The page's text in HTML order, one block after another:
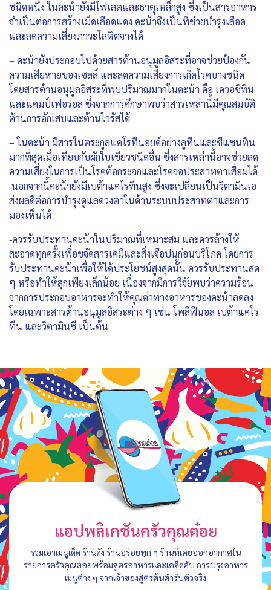
ชนิดหนึ่ง ในคะน้ายังมีโฟเลตและธาตุเหล็กสูง ซึ่งเป็นสารอาหาร
จำเป็นต่อการสร้างเม็ดเลือดแดง คะน้าจึงเป็นที่ช่วยบำรุงเลือด
และลดความเสี่ยงภาวะโลหิตจางได้
– คะน้ายังประกอบไปด้วยสารต้านอนุมูลอิสระที่อาจช่วยป้องกัน
ความเสียหายของเซลล์ และลดความเสี่ยงการเกิดโรคบางชนิด
โดยสารต้านอนุมูลอิสระที่พบปริมาณมากในคะน้า คือ เควอซิทิน
และแคมป์เฟอรอล ซึ่งจากการศึกษาพบว่าสารเหล่านี้มีคุณสมบัติ
ต้านการอักเสบและต้านไวรัสได้
– ในคะน้า มีสารในตระกูลแคโรทีนอยด์อย่างลูทีนและซีแซนทิน
มากที่สุดเมื่อเทียบกับผักใบเขียวชนิดอื่น ซึ่งสารเหล่านี้อาจช่วยลด
ความเสี่ยงในการเป็นโรคต้อกระจกและโรคจอประสาทตาเสื่อมได้
นอกจากนี้คะน้ายังมีเบต้าแคโรทีนสูง ซึ่งจะเปลี่ยนเป็นวิตามินเอ
ส่งผลดีต่อการบำรุงดูแลดวงตาในด้านระบบประสาทตาและการ
มองเห็นได้
-ควรรับประทานคะน้าในปริมาณที่เหมาะสม และควรล้างให้
สะอาดทุกครั้งเพื่อขจัดสารเคมีและสิ่งเจือปนก่อนบริโภค โดยการ
รับประทานคะน้าเพื่อให้ได้ประโยชน์สูงสุดนั้น ควรรับประทานสด
ๆ หรือทำให้สุกเพียงเล็กน้อย เนื่องจากมีการวิจัยพบว่าความร้อน
จากการประกอบอาหารจะทำให้คุณค่าทางอาหารของคะน้าลดลง
โดยเฉพาะสารต้านอนุมูลอิสระต่าง ๆ เช่น โพลีฟีนอล เบต้าแคโร
ทีน และวิตามินซี เป็นต้น
แอปพลิเคชันครัวคุณต๋อย
รวมเอาเมนูเด็ด ร้านดัง ร้านอร่อยทุก ๆ ร้านที่เคยออกอากาศใน
รายการครัวคุณต๋อยพร้อมสูตรอาหารและเคล็ดลับ การปรุงอาหาร
เมนูต่าง ๆ จากเจ้าของสูตรต้นตำรับตัวจริง